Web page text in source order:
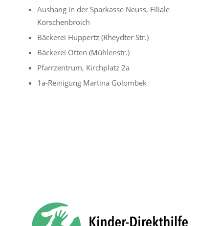
Aushang in der Sparkasse Neuss, Filiale
Korschenbroich
Bäckerei Huppertz (Rheydter Str.)
Bäckerei Otten (Mühlenstr.)
Pfarrzentrum, Kirchplatz 2a
1a-Reinigung Martina Golombek